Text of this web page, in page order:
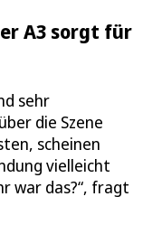
A3 sorgt für
sehr
die Szene
scheinen
vielleicht
war das?“, fragt